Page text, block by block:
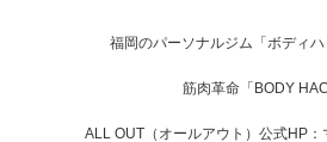
「ねとらぼ」さんに…
福岡のパーソナルジム「ボディハ
筋肉革命「BODY
ALL OUT（オールアウト）公式HP